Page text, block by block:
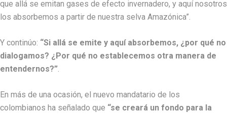
que allá se emitan gases de efecto invernadero, y aquí nosotros
los absorbemos a partir de nuestra selva Amazónica”.
Y continúo: “Si allá se emite y aquí absorbemos, ¿por qué no
dialogamos? ¿Por qué no establecemos otra manera de
entendernos?”.
En más de una ocasión, el nuevo mandatario de los
colombianos ha señalado que “se creará un fondo para la